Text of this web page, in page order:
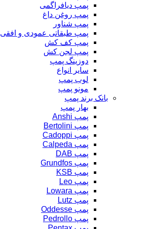
پمپ دیافراگمی
پمپ روغن داغ
پمپ شناور
پمپ طبقاتی عمودی و افقی
پمپ کف کش
پمپ لجن کش
دوزینگ پمپ
سایر انواع
لوب پمپ
مونو پمپ
بانک برند پمپ
بهار پمپ
پمپ Anshi
پمپ Bertolini
پمپ Cadoppi
پمپ Calpeda
پمپ DAB
پمپ Grundfos
پمپ KSB
پمپ Leo
پمپ Lowara
پمپ Lutz
پمپ Oddesse
پمپ Pedrollo